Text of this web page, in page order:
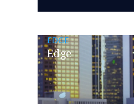
EDGE
Edge